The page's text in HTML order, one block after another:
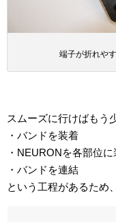
端子が折れや
スムーズに行けばもう
・バンドを装着
・NEURONを各部位に
・バンドを連結
という工程があるため